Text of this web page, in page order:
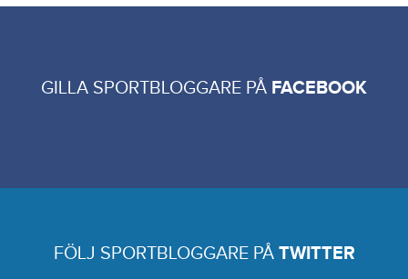
GILLA SPORTBLOGGARE PÅ FACEBOOK
FÖLJ SPORTBLOGGARE PÅ TWITTER